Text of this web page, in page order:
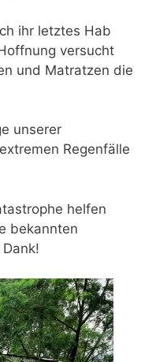
ihr letztes Hab
versucht
und Matratzen die
unserer
Regenfälle
helfen
bekannten